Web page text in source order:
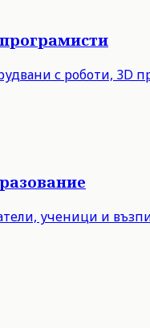
с роботи,
ученици и